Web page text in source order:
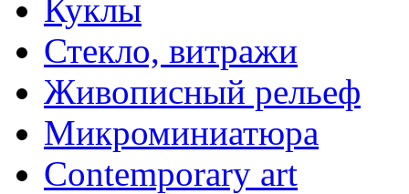
Куклы
Стекло, витражи
Живописный рельеф
Микроминиатюра
Contemporary art